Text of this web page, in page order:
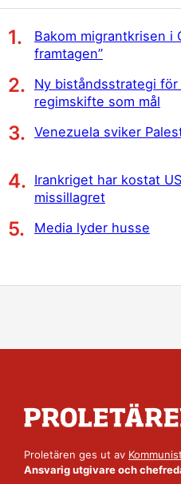
Bakom migrantkrisen i
framtagen”
Ny biståndsstrategi för
regimskifte som mål
Venezuela sviker
Irankriget har kostat
missillagret
Media lyder husse
Proletären ges ut av
Ansvarig utgivare och